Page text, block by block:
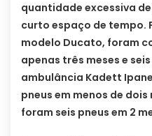
quantidade excessiva
curto espaço de tempo.
modelo Ducato, foram
apenas três meses e
ambulância Kadett
pneus em menos de
foram seis pneus em 2